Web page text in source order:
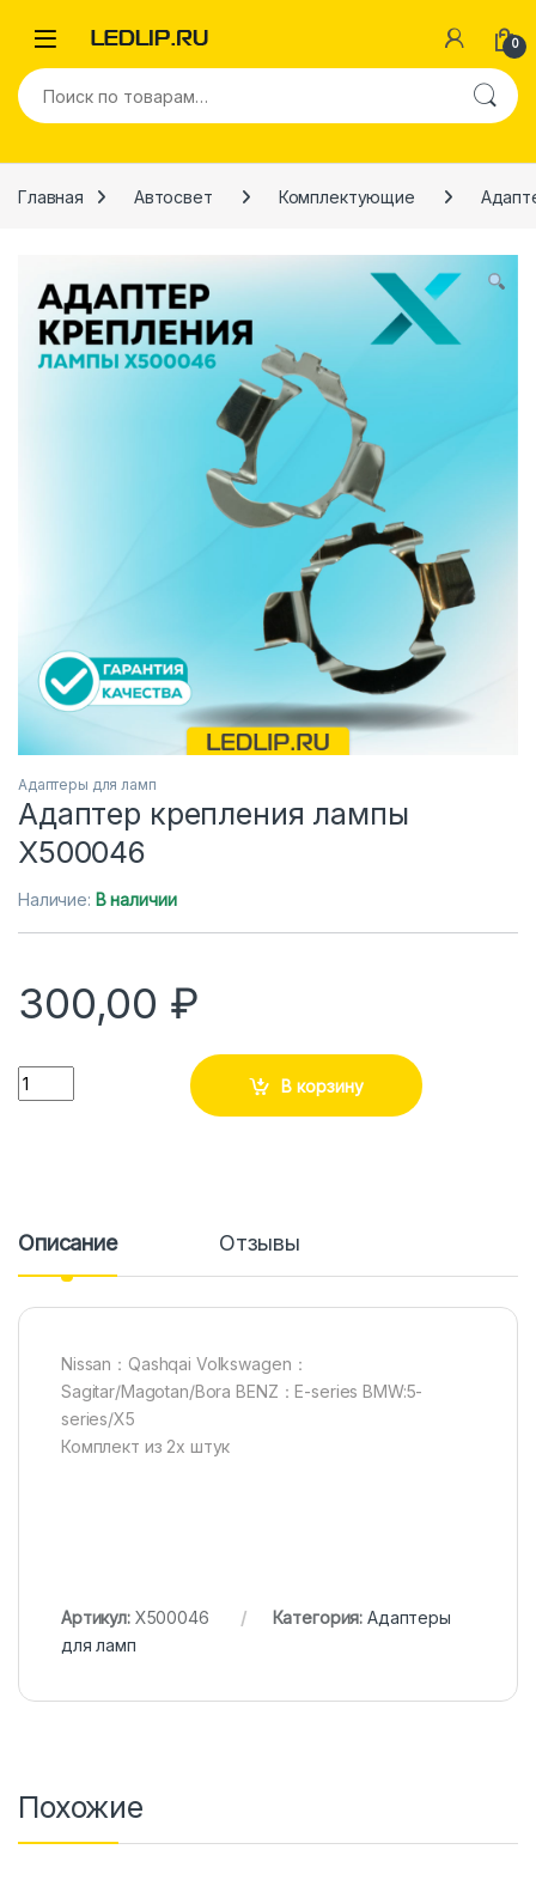
0
Искать:
Главная Автосвет Комплектующие
Адаптеры для ламп
Адаптер крепления лампы
X500046
Наличие: В наличии
300,00 ₽
Количество
В корзину
Описание Отзывы
Nissan：Qashqai Volkswagen：
Sagitar/Magotan/Bora BENZ：E-series BMW:5-
series/X5
Комплект из 2х штук
Артикул: X500046 Категория: Адаптеры
для ламп
Похожие